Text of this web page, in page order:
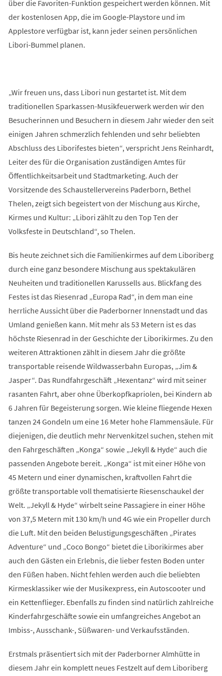
über die Favoriten-Funktion gespeichert werden können. Mit
der kostenlosen App, die im Google-Playstore und im
Applestore verfügbar ist, kann jeder seinen persönlichen
Libori-Bummel planen.
„Wir freuen uns, dass Libori nun gestartet ist. Mit dem
traditionellen Sparkassen-Musikfeuerwerk werden wir den
Besucherinnen und Besuchern in diesem Jahr wieder den seit
einigen Jahren schmerzlich fehlenden und sehr beliebten
Abschluss des Liborifestes bieten“, verspricht Jens Reinhardt,
Leiter des für die Organisation zuständigen Amtes für
Öffentlichkeitsarbeit und Stadtmarketing. Auch der
Vorsitzende des Schaustellervereins Paderborn, Bethel
Thelen, zeigt sich begeistert von der Mischung aus Kirche,
Kirmes und Kultur: „Libori zählt zu den Top Ten der
Volksfeste in Deutschland“, so Thelen.
Bis heute zeichnet sich die Familienkirmes auf dem Liboriberg
durch eine ganz besondere Mischung aus spektakulären
Neuheiten und traditionellen Karussells aus. Blickfang des
Festes ist das Riesenrad „Europa Rad“, in dem man eine
herrliche Aussicht über die Paderborner Innenstadt und das
Umland genießen kann. Mit mehr als 53 Metern ist es das
höchste Riesenrad in der Geschichte der Liborikirmes. Zu den
weiteren Attraktionen zählt in diesem Jahr die größte
transportable reisende Wildwasserbahn Europas, „Jim &
Jasper“. Das Rundfahrgeschäft „Hexentanz“ wird mit seiner
rasanten Fahrt, aber ohne Überkopfkapriolen, bei Kindern ab
6 Jahren für Begeisterung sorgen. Wie kleine fliegende Hexen
tanzen 24 Gondeln um eine 16 Meter hohe Flammensäule. Für
diejenigen, die deutlich mehr Nervenkitzel suchen, stehen mit
den Fahrgeschäften „Konga“ sowie „Jekyll & Hyde“ auch die
passenden Angebote bereit. „Konga“ ist mit einer Höhe von
45 Metern und einer dynamischen, kraftvollen Fahrt die
größte transportable voll thematisierte Riesenschaukel der
Welt. „Jekyll & Hyde“ wirbelt seine Passagiere in einer Höhe
von 37,5 Metern mit 130 km/h und 4G wie ein Propeller durch
die Luft. Mit den beiden Belustigungsgeschäften „Pirates
Adventure“ und „Coco Bongo“ bietet die Liborikirmes aber
auch den Gästen ein Erlebnis, die lieber festen Boden unter
den Füßen haben. Nicht fehlen werden auch die beliebten
Kirmesklassiker wie der Musikexpress, ein Autoscooter und
ein Kettenflieger. Ebenfalls zu finden sind natürlich zahlreiche
Kinderfahrgeschäfte sowie ein umfangreiches Angebot an
Imbiss-, Ausschank-, Süßwaren- und Verkaufsständen.
Erstmals präsentiert sich mit der Paderborner Almhütte in
diesem Jahr ein komplett neues Festzelt auf dem Liboriberg